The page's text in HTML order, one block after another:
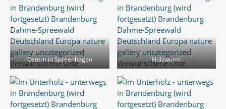
Ostern in Spreenhagen Holzwurm